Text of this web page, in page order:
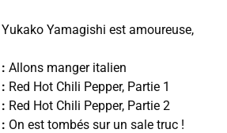
Yukako Yamagishi est amoureuse,
Allons manger italien
Red Hot Chili Pepper, Partie 1
Red Hot Chili Pepper, Partie 2
On est tombés sur un sale truc !